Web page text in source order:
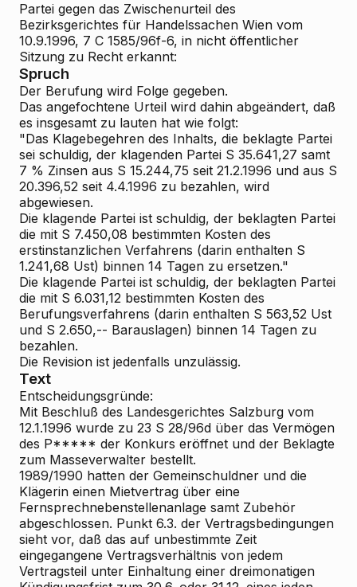
Partei gegen das Zwischenurteil des
Bezirksgerichtes für Handelssachen Wien vom
10.9.1996, 7 C 1585/96f-6, in nicht öffentlicher
Sitzung zu Recht erkannt:
Spruch
Der Berufung wird Folge gegeben.
Das angefochtene Urteil wird dahin abgeändert, daß
es insgesamt zu lauten hat wie folgt:
"Das Klagebegehren des Inhalts, die beklagte Partei
sei schuldig, der klagenden Partei S 35.641,27 samt
7 % Zinsen aus S 15.244,75 seit 21.2.1996 und aus S
20.396,52 seit 4.4.1996 zu bezahlen, wird
abgewiesen.
Die klagende Partei ist schuldig, der beklagten Partei
die mit S 7.450,08 bestimmten Kosten des
erstinstanzlichen Verfahrens (darin enthalten S
1.241,68 Ust) binnen 14 Tagen zu ersetzen."
Die klagende Partei ist schuldig, der beklagten Partei
die mit S 6.031,12 bestimmten Kosten des
Berufungsverfahrens (darin enthalten S 563,52 Ust
und S 2.650,-- Barauslagen) binnen 14 Tagen zu
bezahlen.
Die Revision ist jedenfalls unzulässig.
Text
Entscheidungsgründe:
Mit Beschluß des Landesgerichtes Salzburg vom
12.1.1996 wurde zu 23 S 28/96d über das Vermögen
des P***** der Konkurs eröffnet und der Beklagte
zum Masseverwalter bestellt.
1989/1990 hatten der Gemeinschuldner und die
Klägerin einen Mietvertrag über eine
Fernsprechnebenstellenanlage samt Zubehör
abgeschlossen. Punkt 6.3. der Vertragsbedingungen
sieht vor, daß das auf unbestimmte Zeit
eingegangene Vertragsverhältnis von jedem
Vertragsteil unter Einhaltung einer dreimonatigen